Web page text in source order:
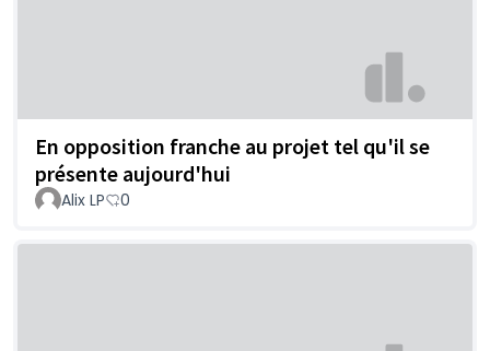
En opposition franche au projet tel qu'il se
présente aujourd'hui
Alix LP 0